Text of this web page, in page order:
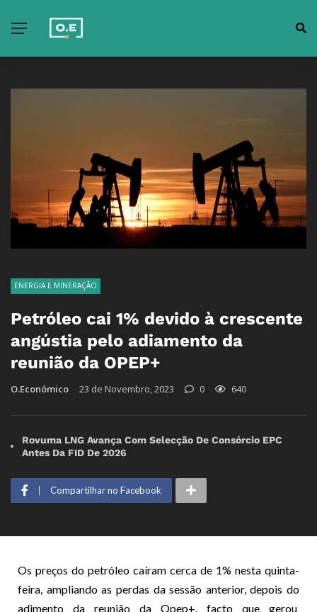
ENERGIA E MINERAÇÃO
Petróleo cai 1% devido à crescente
angústia pelo adiamento da
reunião da OPEP+
O.Económico 23 de Novembro, 2023 0 640
Rovuma LNG Avança Com Selecção De Consórcio EPC
Antes Da FID De 2026
Compartilhar no Facebook
Os preços do petróleo caíram cerca de 1% nesta quinta-
feira, ampliando as perdas da sessão anterior, depois do
adimento da reunião da Opep+, facto que gerou